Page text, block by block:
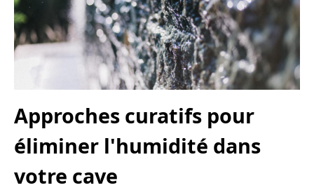
Approches curatifs pour
éliminer l'humidité dans
votre cave